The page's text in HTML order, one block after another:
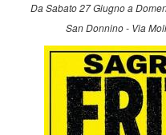
Da Sabato 27 Giugno a
San Donnino - Via